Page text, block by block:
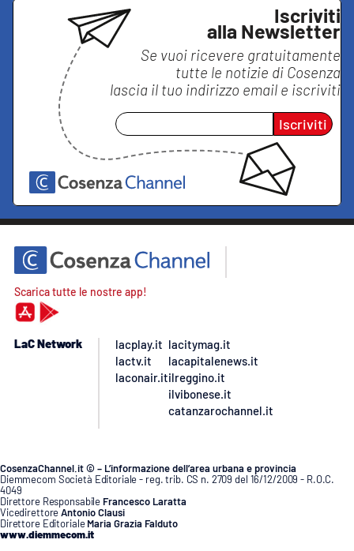
Iscriviti
alla Newsletter
Se vuoi ricevere gratuitamente
tutte le notizie di Cosenza
lascia il tuo indirizzo email e iscriviti
Iscriviti
Scarica tutte le nostre app!
LaC Network
lacplay.it
lactv.it
laconair.it
lacitymag.it
lacapitalenews.it
ilreggino.it
ilvibonese.it
catanzarochannel.it
CosenzaChannel.it © – L’informazione dell’area urbana e provincia
Diemmecom Società Editoriale - reg. trib. CS n. 2709 del 16/12/2009 - R.O.C.
4049
Direttore Responsabile Francesco Laratta
VicedirettoreAntonio Clausi
Direttore Editoriale Maria Grazia Falduto
www.diemmecom.it